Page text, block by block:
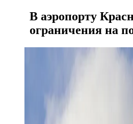
В аэропорту
ограничения на